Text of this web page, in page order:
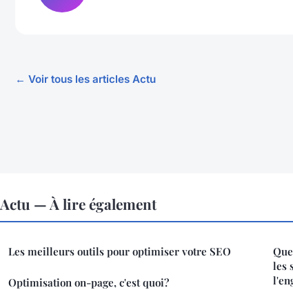
← Voir tous les articles Actu
Actu — À lire également
Les meilleurs outils pour optimiser votre SEO
Optimisation on-page, c'est quoi?
les